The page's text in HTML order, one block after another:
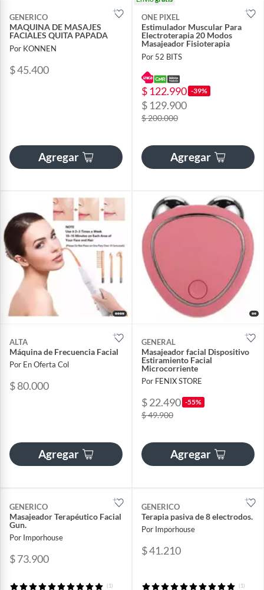
GENERICO
MAQUINA DE MASAJES
FACIALES QUITA PAPADA
Por KONNEN
$ 45.400
Agregar
ONE PIXEL
Estimulador Muscular Para
Electroterapia 20 Modos
Masajeador Fisioterapia
Por 52 BITS
$ 122.990 -39%
$ 129.900
$ 200.000
Agregar
ALTA
Máquina de Frecuencia Facial
Por En Oferta Col
$ 80.000
Agregar
GENERAL
Masajeador facial Dispositivo
Estiramiento Facial
Microcorriente
Por FENIX STORE
$ 22.490 -55%
$ 49.900
Agregar
GENERICO
Masajeador Terapéutico Facial
Gun.
Por Imporhouse
$ 73.900
(1)
GENERICO
Terapia pasiva de 8 electrodos.
Por Imporhouse
$ 41.210
(1)